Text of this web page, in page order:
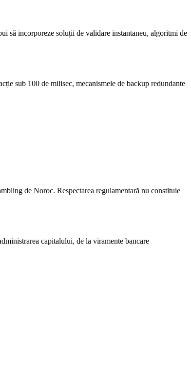
să incorporeze soluții de validare instantaneu, algoritmi de
sub 100 de milisec, mecanismele de backup redundante
de Noroc. Respectarea regulamentară nu constituie
capitalului, de la viramente bancare